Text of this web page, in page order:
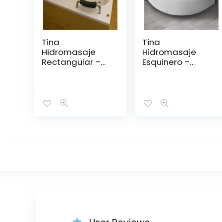
Tina
Hidromasaje
Rectangular –
Tina
Hidromasaje
Esquinero –